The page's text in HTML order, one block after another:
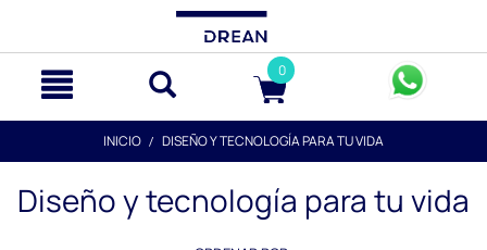
0
INICIO DISEÑO Y TECNOLOGÍA PARA TU VIDA
Diseño y tecnología para tu vida